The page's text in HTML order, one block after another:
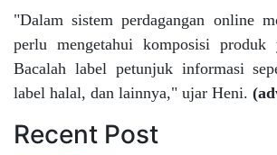
"Dalam sistem perdagangan online
perlu mengetahui komposisi produk
Bacalah label petunjuk informasi
label halal, dan lainnya," ujar Heni.
Recent Post